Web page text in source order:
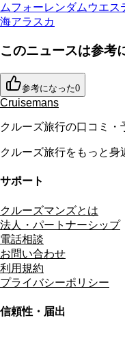
ムフォーレンダム ウエス
海アラスカ
このニュースは参考
参考になった0
Cruisemans
クルーズ旅行の口コミ・
クルーズ旅行をもっと身
サポート
クルーズマンズとは
法人・パートナーシップ
電話相談
お問い合わせ
利用規約
プライバシーポリシー
信頼性・届出